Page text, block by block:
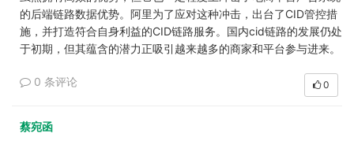
的后端链路数据优势。阿里为了应对这种冲击，出台了CID管控措
施，并打造符合自身利益的CID链路服务。国内cid链路的发展仍处
于初期，但其蕴含的潜力正吸引越来越多的商家和平台参与进来。
0 条评论 0
蔡宛函